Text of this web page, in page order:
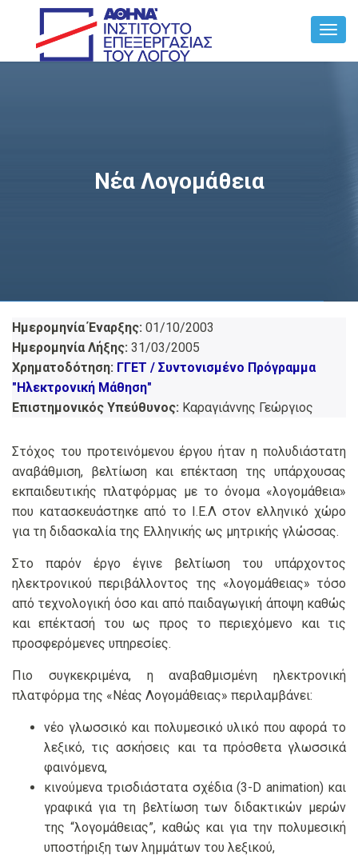
Νέα Λογομάθεια
Ημερομηνία Έναρξης: 01/10/2003
Ημερομηνία Λήξης: 31/03/2005
Χρηματοδότηση: ΓΓΕΤ / Συντονισμένο Πρόγραμμα
"Ηλεκτρονική Μάθηση"
Επιστημονικός Υπεύθυνος: Καραγιάννης Γεώργιος
Στόχος του προτεινόμενου έργου ήταν η πολυδιάστατη
αναβάθμιση, βελτίωση και επέκταση της υπάρχουσας
εκπαιδευτικής πλατφόρμας με το όνομα «λογομάθεια»
που κατασκευάστηκε από το Ι.Ε.Λ στον ελληνικό χώρο
για τη διδασκαλία της Ελληνικής ως μητρικής γλώσσας.
Στο παρόν έργο έγινε βελτίωση του υπάρχοντος
ηλεκτρονικού περιβάλλοντος της «λογομάθειας» τόσο
από τεχνολογική όσο και από παιδαγωγική άποψη καθώς
και επέκτασή του ως προς το περιεχόμενο και τις
προσφερόμενες υπηρεσίες.
Πιο συγκεκριμένα, η αναβαθμισμένη ηλεκτρονική
πλατφόρμα της «Νέας Λογομάθειας» περιλαμβάνει:
νέο γλωσσικό και πολυμεσικό υλικό που αφορά το
λεξικό, τις ασκήσεις και τα πρόσθετα γλωσσικά
φαινόμενα,
κινούμενα τρισδιάστατα σχέδια (3-D animation) και
γραφικά για τη βελτίωση των διδακτικών μερών
της “λογομάθειας”, καθώς και για την πολυμεσική
υποστήριξη των λημμάτων του λεξικού,